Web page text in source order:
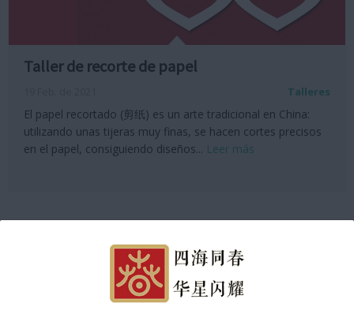
Taller de recorte de papel
Talleres
El papel recortado (剪纸) es un arte tradicional en China:
utilizando unas tijeras muy finas, se hacen cortes precisos
en el papel, consiguiendo diseños... Leer más